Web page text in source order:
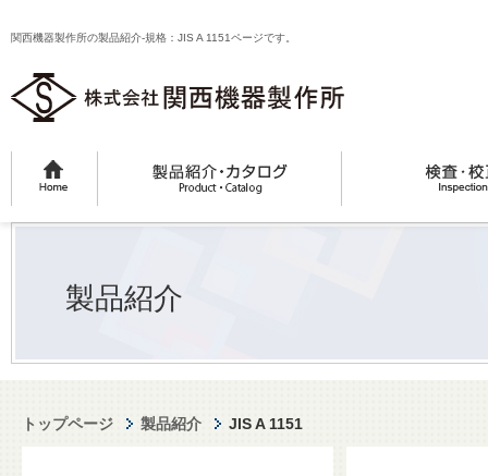
関西機器製作所の製品紹介-規格：JIS A 1151ページです。
製品紹介
トップページ 製品紹介 JIS A 1151